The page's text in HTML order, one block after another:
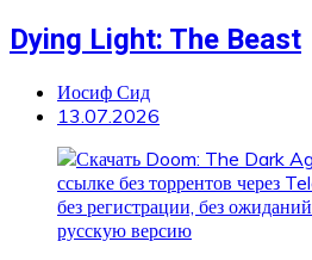
Dying Light: The Beast
Иосиф Сид
13.07.2026